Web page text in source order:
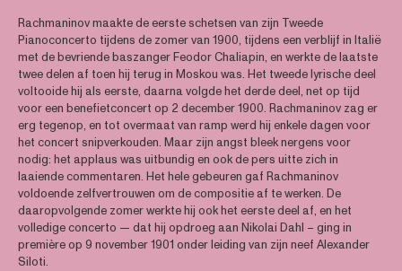
Rachmaninov maakte de eerste schetsen van zijn Tweede
Pianoconcerto tijdens de zomer van 1900, tijdens een verblijf in Italië
met de bevriende baszanger Feodor Chaliapin, en werkte de laatste
twee delen af toen hij terug in Moskou was. Het tweede lyrische deel
voltooide hij als eerste, daarna volgde het derde deel, net op tijd
voor een benefietconcert op 2 december 1900. Rachmaninov zag er
erg tegenop, en tot overmaat van ramp werd hij enkele dagen voor
het concert snipverkouden. Maar zijn angst bleek nergens voor
nodig: het applaus was uitbundig en ook de pers uitte zich in
laaiende commentaren. Het hele gebeuren gaf Rachmaninov
voldoende zelfvertrouwen om de compositie af te werken. De
daaropvolgende zomer werkte hij ook het eerste deel af, en het
volledige concerto — dat hij opdroeg aan Nikolai Dahl – ging in
première op 9 november 1901 onder leiding van zijn neef Alexander
Siloti.